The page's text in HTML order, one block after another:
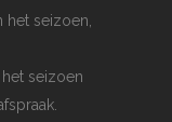
seizoen,
seizoen